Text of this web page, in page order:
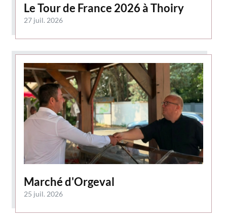
Le Tour de France 2026 à Thoiry
27 juil. 2026
Marché d'Orgeval
25 juil. 2026